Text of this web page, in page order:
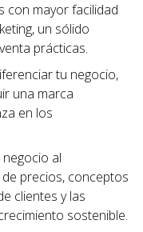
con mayor facilidad
un sólido
prácticas.
tu negocio,
una marca
en los
al
precios, conceptos
clientes y las
sostenible.